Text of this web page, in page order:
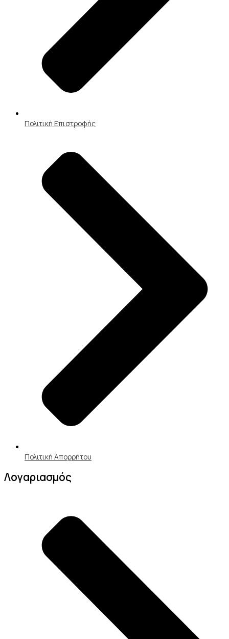
Πολιτική Επιστροφής
Πολιτική Απορρήτου
Λογαριασμός